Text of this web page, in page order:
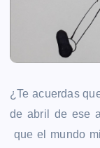
¿Te acuerdas
de abril de ese
que el mundo